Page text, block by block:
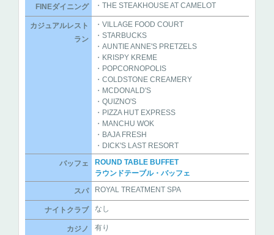
FINEダイニング ・THE STEAKHOUSE AT CAMELOT
カジュアルレスト
ラン
・VILLAGE FOOD COURT
・STARBUCKS
・AUNTIE ANNE'S PRETZELS
・KRISPY KREME
・POPCORNOPOLIS
・COLDSTONE CREAMERY
・MCDONALD'S
・QUIZNO'S
・PIZZA HUT EXPRESS
・MANCHU WOK
・BAJA FRESH
・DICK'S LAST RESORT
バッフェ
ROUND TABLE BUFFET
ラウンドテーブル・バッフェ
スパ ROYAL TREATMENT SPA
ナイトクラブ なし
カジノ 有り